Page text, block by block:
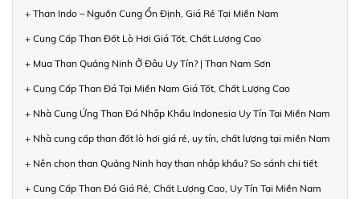
+ Than Indo – Nguồn Cung Ổn Định, Giá Rẻ Tại Miền Nam
+ Cung Cấp Than Đốt Lò Hơi Giá Tốt, Chất Lượng Cao
+ Mua Than Quảng Ninh Ở Đâu Uy Tín? | Than Nam Sơn
+ Cung Cấp Than Đá Tại Miền Nam Giá Tốt, Chất Lượng Cao
+ Nhà Cung Ứng Than Đá Nhập Khẩu Indonesia Uy Tín Tại Miền Nam
+ Nhà cung cấp than đốt lò hơi giá rẻ, uy tín, chất lượng tại miền Nam
+ Nên chọn than Quảng Ninh hay than nhập khẩu? So sánh chi tiết
+ Cung Cấp Than Đá Giá Rẻ, Chất Lượng Cao, Uy Tín Tại Miền Nam